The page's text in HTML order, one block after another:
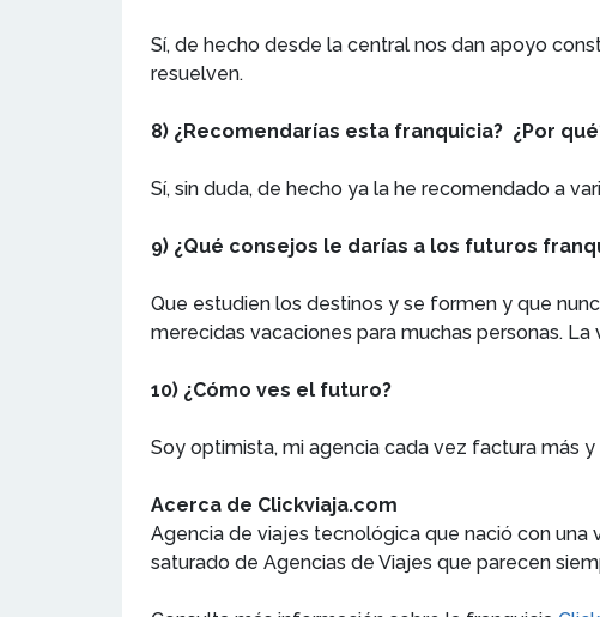
Sí, de hecho desde la central nos dan apoyo
resuelven.
8) ¿Recomendarías esta franquicia? ¿Por
Sí, sin duda, de hecho ya la he recomendado a
9) ¿Qué consejos le darías a los futuros
Que estudien los destinos y se formen y que
merecidas vacaciones para muchas personas.
10) ¿Cómo ves el futuro?
Soy optimista, mi agencia cada vez factura más
Acerca de Clickviaja.com
Agencia de viajes tecnológica que nació con una
saturado de Agencias de Viajes que parecen